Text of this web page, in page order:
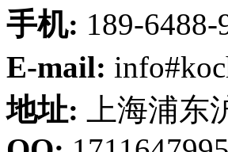
手机: 189-6488-
E-mail:
地址: 上海浦东